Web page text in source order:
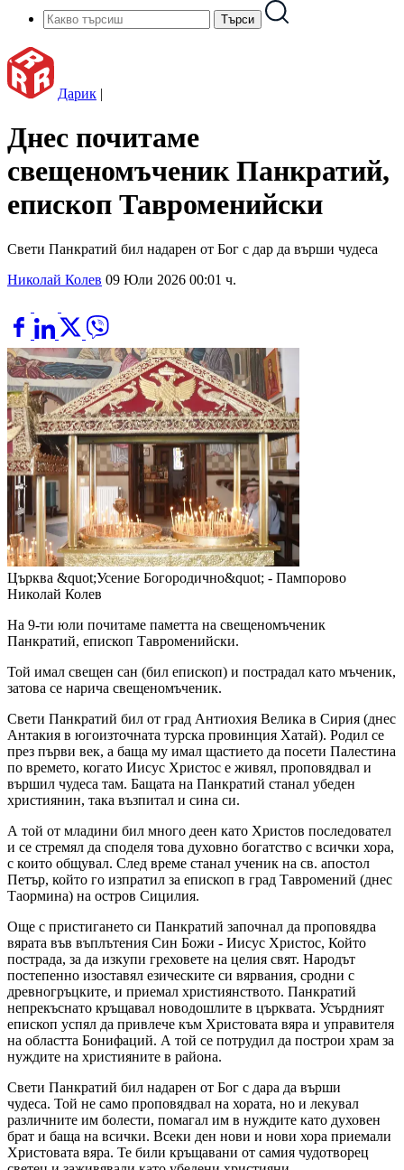
Дарик |
Днес почитаме
свещеномъченик Панкратий,
епископ Тавроменийски
Свети Панкратий бил надарен от Бог с дар да върши чудеса
Николай Колев 09 Юли 2026 00:01 ч.
Църква &quot;Усение Богородично&quot; - Пампорово
Николай Колев
На 9-ти юли почитаме паметта на свещеномъченик
Панкратий, епископ Тавроменийски.
Той имал свещен сан (бил епископ) и пострадал като мъченик,
затова се нарича свещеномъченик.
Свети Панкратий бил от град Антиохия Велика в Сирия (днес
Антакия в югоизточната турска провинция Хатай). Родил се
през първи век, а баща му имал щастието да посети Палестина
по времето, когато Иисус Христос е живял, проповядвал и
вършил чудеса там. Бащата на Панкратий станал убеден
християнин, така възпитал и сина си.
А той от младини бил много деен като Христов последовател
и се стремял да споделя това духовно богатство с всички хора,
с които общувал. След време станал ученик на св. апостол
Петър, който го изпратил за епископ в град Тавромений (днес
Таормина) на остров Сицилия.
Още с пристигането си Панкратий започнал да проповядва
вярата във въплътения Син Божи - Иисус Христос, Който
пострада, за да изкупи греховете на целия свят. Народът
постепенно изоставял езическите си вярвания, сродни с
древногръцките, и приемал християнството. Панкратий
непрекъснато кръщавал новодошлите в църквата. Усърдният
епископ успял да привлече към Христовата вяра и управителя
на областта Бонифаций. А той се потрудил да построи храм за
нуждите на християните в района.
Свети Панкратий бил надарен от Бог с дара да върши
чудеса. Той не само проповядвал на хората, но и лекувал
различните им болести, помагал им в нуждите като духовен
брат и баща на всички. Всеки ден нови и нови хора приемали
Христовата вяра. Те били кръщавани от самия чудотворец